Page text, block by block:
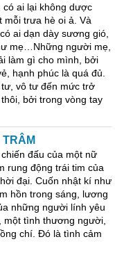
ai lại không dược
mỗi trưa hè oi ả. Và
ai dạn dày sương gió,
mẹ…Những người mẹ,
làm gì cho mình, bởi
hạnh phúc là quá đủ.
vô tư đến mức trở
bởi trong vòng tay
đấu của một nữ
rung động trái tim của
đại. Cuốn nhật kí như
hồn trong sáng, lương
những người lính yêu
tình thương người,
chí. Đó là tình cảm